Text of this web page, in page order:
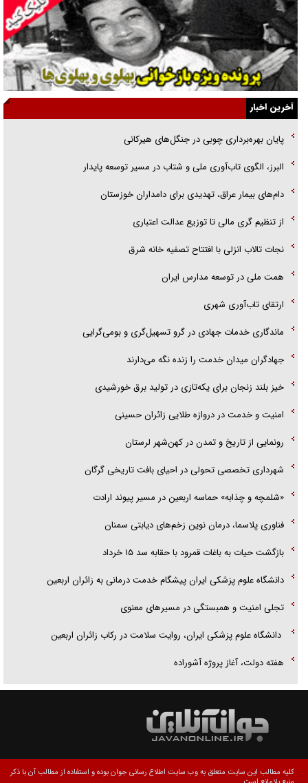
گفت‌وگو با خواهر یکی از شهدای جنگ رمضان/ خواهرم فرمانده جهادی و
اهل خدمت بی‌منت بود
جزئیات شکنجه‌هایم فراتر از آن است که در بیان بگنجد!
پلیس
آخرین اخبار
پایان بهره‌برداری چوبی در جنگل‌های هیرکانی
البرز، الگوی تاب‌آوری ملی و شتاب در مسیر توسعه پایدار
دام‌های بیمار عراق، تهدیدی برای دامداران خوزستان
از تنظیم گری مالی تا توزیع عدالت اعتباری
نجات تالاب انزلی با افتتاح تصفیه خانه شرق
همت ملی در توسعه مدارس ایران
ارتقای تاب‌آوری شهری
ماندگاری خدمات جهادی در گرو تسهیل‌گری و بومی‌گرایی
جهادگران میدان خدمت را زنده نگه می‌دارند
خیز بلند زنجان برای یکه‌تازی در تولید برق خورشیدی
امنیت و خدمت در دروازه طلایی زائران حسینی
رونمایی از تاریخ و تمدن در کهن‌شهر لرستان
شهرداری تخصصی تحولی در احیای بافت تاریخی گرگان
«شلمچه و چذابه» حماسه اربعین در مسیر پیوند ارادت
فناوری پلاسما، درمان نوین زخم‌های دیابتی سمنان
بازگشت حیات به باغات قمرود با حقابه سد ۱۵ خرداد
دانشگاه علوم پزشکی ایران پیشگام خدمت درمانی به زائران اربعین
تجلی امنیت و همبستگی در مسیر‌های معنوی
دانشگاه علوم پزشکی ایران، روایت سلامت در رکاب زائران اربعین
هفته دولت، آغاز پروژه آشوراده
کلیه مطالب این سایت متعلق به وب سایت اطلاع رسانی جوان بوده و استفاده از مطالب آن با ذکر